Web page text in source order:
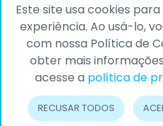
o que
BEM-ESTAR
Este site usa cookies
experiência. Ao usá-lo,
com nossa Política de
obter mais
acesse a política de
RECUSAR TODOS